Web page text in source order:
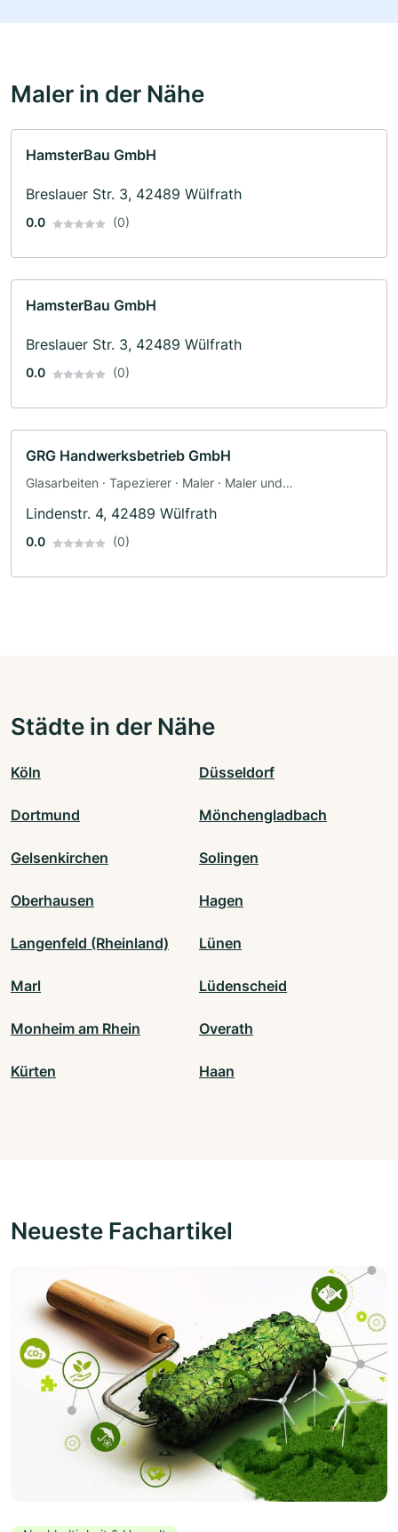
Maler in der Nähe
HamsterBau GmbH
Breslauer Str. 3, 42489 Wülfrath
0.0 (0)
HamsterBau GmbH
Breslauer Str. 3, 42489 Wülfrath
0.0 (0)
GRG Handwerksbetrieb GmbH
Glasarbeiten · Tapezierer · Maler · Maler und
Lindenstr. 4, 42489 Wülfrath
0.0 (0)
Städte in der Nähe
Köln Düsseldorf
Dortmund Mönchengladbach
Gelsenkirchen Solingen
Oberhausen Hagen
Langenfeld (Rheinland) Lünen
Marl Lüdenscheid
Monheim am Rhein Overath
Kürten Haan
Neueste Fachartikel